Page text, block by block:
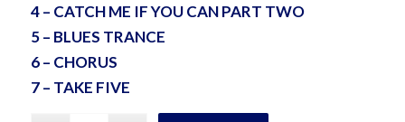
4 – CATCH ME IF YOU CAN PART TWO
5 – BLUES TRANCE
6 – CHORUS
7 – TAKE FIVE